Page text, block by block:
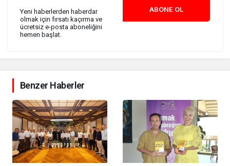
Yeni haberlerden haberdar
olmak için fırsatı kaçırma ve
ücretsiz e-posta aboneliğini
hemen başlat.
ABONE OL
Benzer Haberler